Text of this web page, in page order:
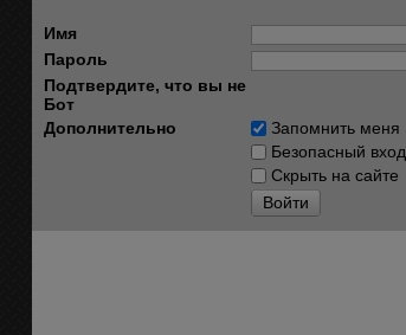
Имя
Пароль
Подтвердите, что вы не
Бот
Дополнительно
Запомнить меня
Безопасный вход
Скрыть на сайте
Войти